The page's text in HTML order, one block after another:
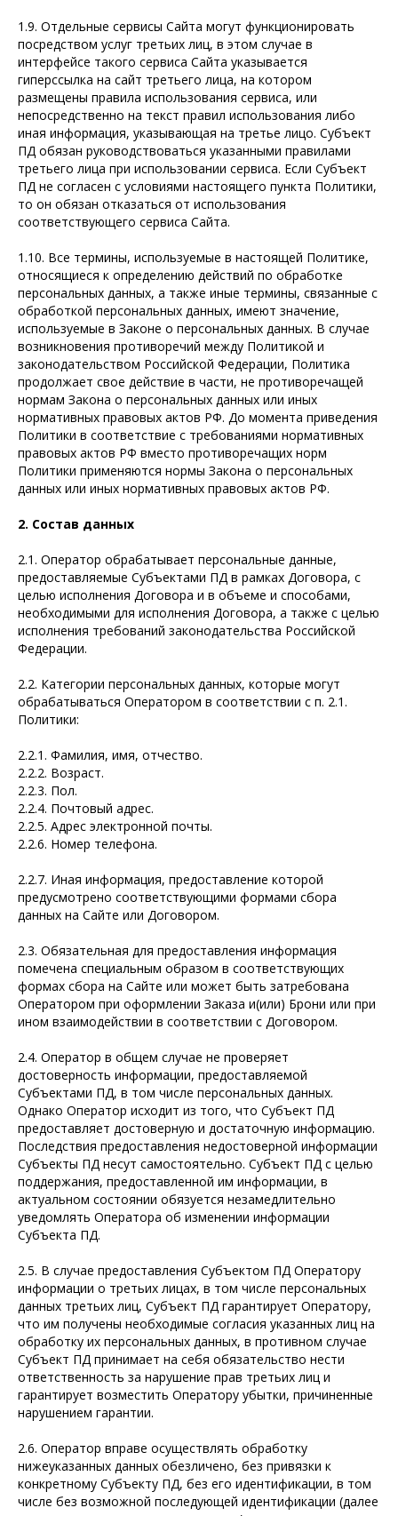
1.9. Отдельные сервисы Сайта могут функционировать
посредством услуг третьих лиц, в этом случае в
интерфейсе такого сервиса Сайта указывается
гиперссылка на сайт третьего лица, на котором
размещены правила использования сервиса, или
непосредственно на текст правил использования либо
иная информация, указывающая на третье лицо. Субъект
ПД обязан руководствоваться указанными правилами
третьего лица при использовании сервиса. Если Субъект
ПД не согласен с условиями настоящего пункта Политики,
то он обязан отказаться от использования
соответствующего сервиса Сайта.
1.10. Все термины, используемые в настоящей Политике,
относящиеся к определению действий по обработке
персональных данных, а также иные термины, связанные с
обработкой персональных данных, имеют значение,
используемые в Законе о персональных данных. В случае
возникновения противоречий между Политикой и
законодательством Российской Федерации, Политика
продолжает свое действие в части, не противоречащей
нормам Закона о персональных данных или иных
нормативных правовых актов РФ. До момента приведения
Политики в соответствие с требованиями нормативных
правовых актов РФ вместо противоречащих норм
Политики применяются нормы Закона о персональных
данных или иных нормативных правовых актов РФ.
2. Состав данных
2.1. Оператор обрабатывает персональные данные,
предоставляемые Субъектами ПД в рамках Договора, с
целью исполнения Договора и в объеме и способами,
необходимыми для исполнения Договора, а также с целью
исполнения требований законодательства Российской
Федерации.
2.2. Категории персональных данных, которые могут
обрабатываться Оператором в соответствии с п. 2.1.
Политики:
2.2.1. Фамилия, имя, отчество.
2.2.2. Возраст.
2.2.3. Пол.
2.2.4. Почтовый адрес.
2.2.5. Адрес электронной почты.
2.2.6. Номер телефона.
2.2.7. Иная информация, предоставление которой
предусмотрено соответствующими формами сбора
данных на Сайте или Договором.
2.3. Обязательная для предоставления информация
помечена специальным образом в соответствующих
формах сбора на Сайте или может быть затребована
Оператором при оформлении Заказа и(или) Брони или при
ином взаимодействии в соответствии с Договором.
2.4. Оператор в общем случае не проверяет
достоверность информации, предоставляемой
Субъектами ПД, в том числе персональных данных.
Однако Оператор исходит из того, что Субъект ПД
предоставляет достоверную и достаточную информацию.
Последствия предоставления недостоверной информации
Субъекты ПД несут самостоятельно. Субъект ПД с целью
поддержания, предоставленной им информации, в
актуальном состоянии обязуется незамедлительно
уведомлять Оператора об изменении информации
Субъекта ПД.
2.5. В случае предоставления Субъектом ПД Оператору
информации о третьих лицах, в том числе персональных
данных третьих лиц, Субъект ПД гарантирует Оператору,
что им получены необходимые согласия указанных лиц на
обработку их персональных данных, в противном случае
Субъект ПД принимает на себя обязательство нести
ответственность за нарушение прав третьих лиц и
гарантирует возместить Оператору убытки, причиненные
нарушением гарантии.
2.6. Оператор вправе осуществлять обработку
нижеуказанных данных обезличено, без привязки к
конкретному Субъекту ПД, без его идентификации, в том
числе без возможной последующей идентификации (далее